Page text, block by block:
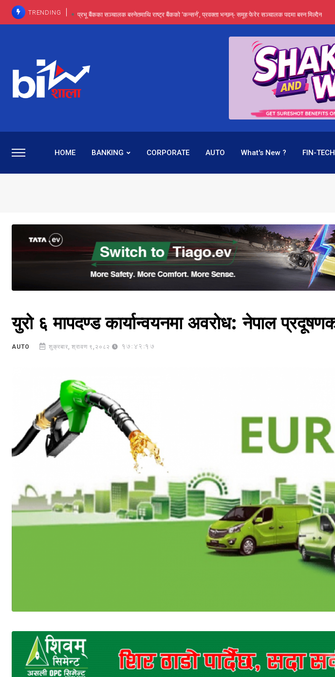
TRENDING प्रभू बैंकका सञ्चालक बस्नेतमाथि राष्ट्र बैंकको ‘कन्सर्न’, प्रवक्ता भन्छन्- समूह फेरेर सञ्चालक पदमा बस्न मिल्दैन
प्रभू बैंकमा सेञ्चुरीबाट आएका कर्मचारीमाथि हदैसम्मको विभेदः एउटै पदमा दुई थरि तलब, वर्षमै ९२ हजार घाटा !
कमाइमा गरिमाको दमदार छलाङ, सेयरधनीलाई २० प्रतिशत लाभांश दिने क्षमता
प्रभु बैंकमा रमिता : सर्वसाधारणबाट छिरेका बस्नेत संस्थापक बनेर निरन्तर, राष्ट्र बैंक किन मौन ?
HOME BANKING CORPORATE AUTO What's New ? FIN-TECH
युरो ६ मापदण्ड कार्यान्वयनमा अवरोध: नेपाल
AUTO शुक्रबार, श्रावण ९,२०८२ 17:42:17